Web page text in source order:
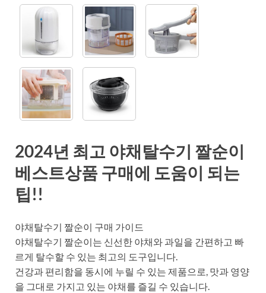
2024년 최고 야채탈수기 짤순이
베스트상품 구매에 도움이 되는
팁!!
야채탈수기 짤순이 구매 가이드
야채탈수기 짤순이는 신선한 야채와 과일을 간편하고 빠
르게 탈수할 수 있는 최고의 도구입니다.
건강과 편리함을 동시에 누릴 수 있는 제품으로, 맛과 영양
을 그대로 가지고 있는 야채를 즐길 수 있습니다.